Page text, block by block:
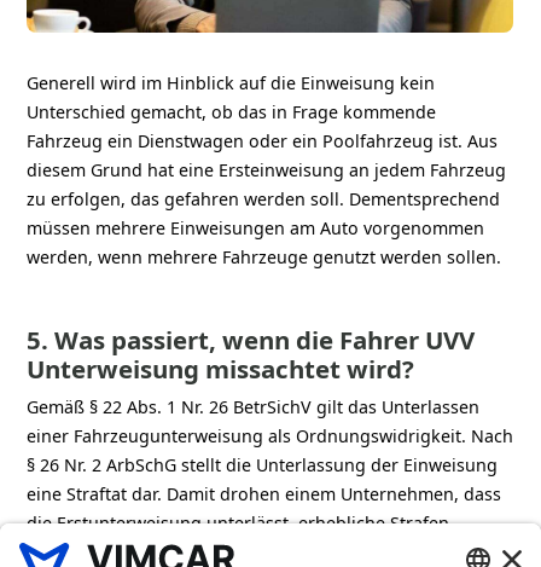
Generell wird im Hinblick auf die Einweisung kein
Unterschied gemacht, ob das in Frage kommende
Fahrzeug ein Dienstwagen oder ein Poolfahrzeug ist. Aus
diesem Grund hat eine Ersteinweisung an jedem Fahrzeug
zu erfolgen, das gefahren werden soll. Dementsprechend
müssen mehrere Einweisungen am Auto vorgenommen
werden, wenn mehrere Fahrzeuge genutzt werden sollen.
5. Was passiert, wenn die Fahrer UVV
Unterweisung missachtet wird?
Gemäß § 22 Abs. 1 Nr. 26 BetrSichV gilt das Unterlassen
einer Fahrzeugunterweisung als Ordnungswidrigkeit. Nach
§ 26 Nr. 2 ArbSchG stellt die Unterlassung der Einweisung
eine Straftat dar. Damit drohen einem Unternehmen, dass
die Erstunterweisung unterlässt, erhebliche Strafen.
Gemäß § 25 Abs. 2 ArbSchG kann bei einer unterlassenen